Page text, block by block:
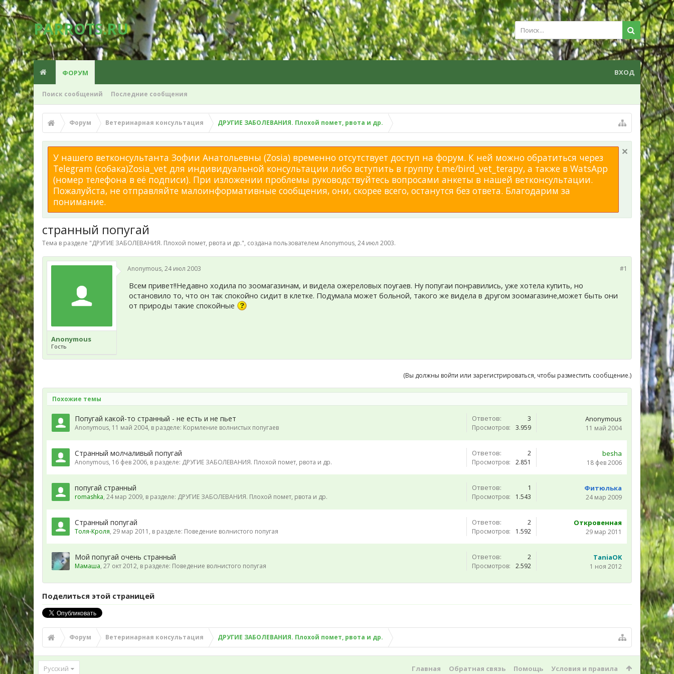
PARROTS.RU
ФОРУМ
Поиск сообщений Последние сообщения
ВХОД
Форум Ветеринарная консультация ДРУГИЕ ЗАБОЛЕВАНИЯ. Плохой помет, рвота и др.
У нашего ветконсультанта Зофии Анатольевны (Zosia) временно отсутствует доступ на форум. К ней можно обратиться через
Telegram (собака)Zosia_vet для индивидуальной консультации либо вступить в группу t.me/bird_vet_terapy, а также в WatsApp
(номер телефона в её подписи). При изложении проблемы руководствуйтесь вопросами анкеты в нашей ветконсультации.
Пожалуйста, не отправляйте малоинформативные сообщения, они, скорее всего, останутся без ответа. Благодарим за
понимание.
странный попугай
Тема в разделе "ДРУГИЕ ЗАБОЛЕВАНИЯ. Плохой помет, рвота и др.", создана пользователемAnonymous,24 июл 2003.
Anonymous
Гость
#1
Anonymous, 24 июл 2003
Всем привет!!Недавно ходила по зоомагазинам, и видела ожереловых поугаев. Ну попугаи понравились, уже хотела купить, но
остановило то, что он так спокойно сидит в клетке. Подумала может больной, такого же видела в другом зоомагазине,может быть они
от природы такие спокойные
(Вы должны войти или зарегистрироваться, чтобы разместить сообщение.)
Похожие темы
Попугай какой-то странный - не есть и не пьет
Anonymous, 11 май 2004, в разделе: Кормление волнистых попугаев
Ответов: 3
Просмотров: 3.959
Anonymous
11 май 2004
Странный молчаливый попугай
Anonymous, 16 фев 2006, в разделе: ДРУГИЕ ЗАБОЛЕВАНИЯ. Плохой помет, рвота и др.
Ответов: 2
Просмотров: 2.851
besha
18 фев 2006
попугай странный
romashka,24 мар 2009, в разделе: ДРУГИЕ ЗАБОЛЕВАНИЯ. Плохой помет, рвота и др.
Ответов: 1
Просмотров: 1.543
Фитюлька
24 мар 2009
Странный попугай
Толя-Кроля,29 мар 2011 , в разделе: Поведение волнистого попугая
Ответов: 2
Просмотров: 1.592
Откровенная
29 мар 2011
Мой попугай очень странный
Мамаша,27 окт 2012, в разделе: Поведение волнистого попугая
Ответов: 2
Просмотров: 2.592
TaniaOK
1 ноя 2012
Поделиться этой страницей
Форум Ветеринарная консультация ДРУГИЕ ЗАБОЛЕВАНИЯ. Плохой помет, рвота и др.
Русский Главная Обратная связь Помощь Условия и правила